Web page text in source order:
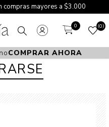
compras mayores a $3.000
0 0
COMPRAR AHORA